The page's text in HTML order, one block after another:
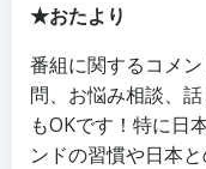
★おたより
番組に関するコメ
問、お悩み相談、
もOKです！特に日
ンドの習慣や日本